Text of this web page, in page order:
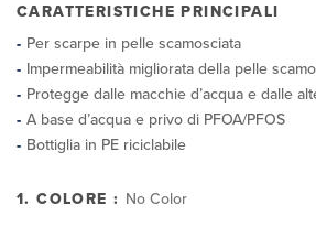
CARATTERISTICHE PRINCIPALI
Per scarpe in pelle scamosciata
Impermeabilità migliorata della pelle
Protegge dalle macchie d’acqua e dalle
A base d’acqua e privo di PFOA/PFOS
Bottiglia in PE riciclabile
1. COLORE : No Color